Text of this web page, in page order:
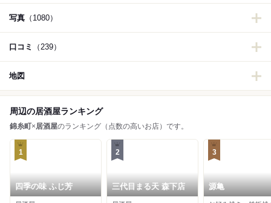
写真 （1080）
口コミ （239）
地図
周辺の居酒屋ランキング
錦糸町×居酒屋のランキング（点数の高いお店）です。
1
四季の味 ふじ芳
2
三代目まる天 森下店
3
源亀